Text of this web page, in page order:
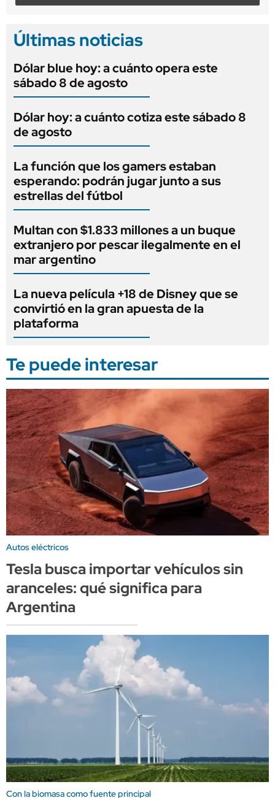
Últimas noticias
Dólar blue hoy: a cuánto opera este
sábado 8 de agosto
Dólar hoy: a cuánto cotiza este sábado 8
de agosto
La función que los gamers estaban
esperando: podrán jugar junto a sus
estrellas del fútbol
Multan con $1.833 millones a un buque
extranjero por pescar ilegalmente en el
mar argentino
La nueva película +18 de Disney que se
convirtió en la gran apuesta de la
plataforma
Te puede interesar
Autos eléctricos
Tesla busca importar vehículos sin
aranceles: qué significa para
Argentina
Con la biomasa como fuente principal